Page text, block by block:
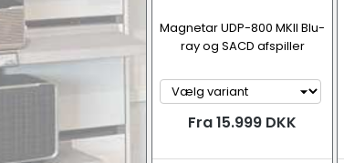
Magnetar UDP-800 MKII Blu-
ray og SACD afspiller
Fra 15.999 DKK